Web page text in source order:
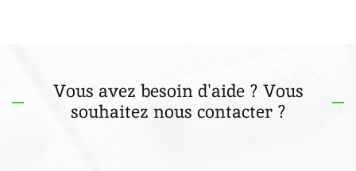
Vous avez besoin d'aide ? Vous
souhaitez nous contacter ?